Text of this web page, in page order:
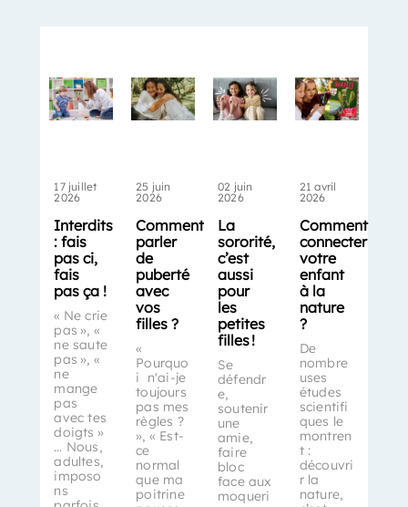
17 juillet
2026
Interdits
: fais
pas ci,
fais
pas ça !
« Ne crie
pas », «
ne saute
pas », «
ne
mange
pas
avec tes
doigts »
… Nous,
adultes,
imposo
ns
25 juin
2026
Comment
parler
de
puberté
avec
vos
filles ?
«
Pourquo
i n'ai-je
toujours
pas mes
règles ?
», « Est-
ce
normal
que ma
poitrine
02 juin
2026
La
sororité,
c’est
aussi
pour
les
petites
filles !
Se
défendr
e,
soutenir
une
amie,
faire
bloc
face aux
moqueri
21 avril
2026
Comment
connecter
votre
enfant
à la
nature
?
De
nombre
uses
études
scientifi
ques le
montren
t :
découvri
r la
nature,